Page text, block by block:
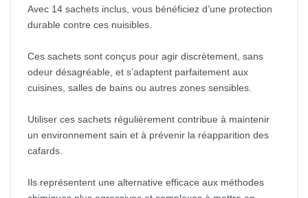
Avec 14 sachets inclus, vous bénéficiez d’une protection
durable contre ces nuisibles.
Ces sachets sont conçus pour agir discrètement, sans
odeur désagréable, et s’adaptent parfaitement aux
cuisines, salles de bains ou autres zones sensibles.
Utiliser ces sachets régulièrement contribue à maintenir
un environnement sain et à prévenir la réapparition des
cafards.
Ils représentent une alternative efficace aux méthodes